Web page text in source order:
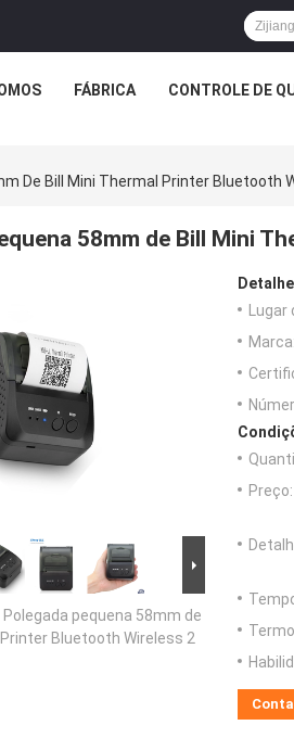
FÁBRICA CONTROLE DE
De Bill Mini Thermal Printer Bluetooth
58mm de Bill Mini
Polegada pequena 58mm de
Bluetooth Wireless 2
Lugar
Marca:
Preço: